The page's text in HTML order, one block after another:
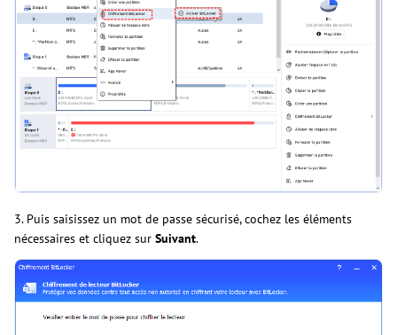
3. Puis saisissez un mot de passe sécurisé, cochez les éléments
nécessaires et cliquez sur Suivant.